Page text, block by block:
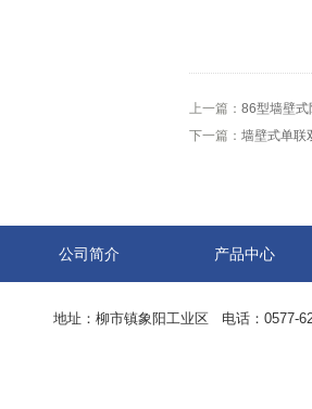
上一篇： 86型墙壁
下一篇： 墙壁式单联
公司简介 产品中心
地址：柳市镇象阳工业区 电话：0577-